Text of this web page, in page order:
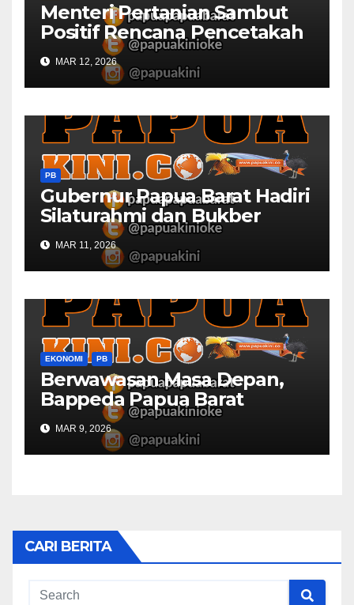
Menteri Pertanian Sambut
Positif Rencana Pencetakah
Sawah dan Ladang di Papua
Barat
MAR 12, 2026
PB
Gubernur Papua Barat Hadiri
Silaturahmi dan Bukber
Bersama DPR RI dan
Mendagri di IPDN
MAR 11, 2026
EKONOMI PB
Berwawasan Masa Depan,
Bappeda Papua Barat
Konsultasi Publik RKPD 2027
MAR 9, 2026
CARI BERITA